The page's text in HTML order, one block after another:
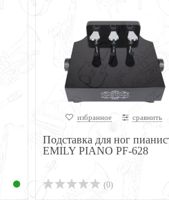
избранное сравнить
Подставка для ног
EMILY PIANO PF-628
(0)